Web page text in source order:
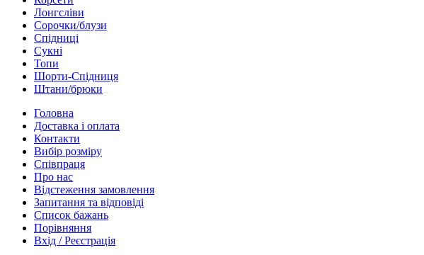
Лонгсліви
Сорочки/блузи
Спідниці
Сукні
Топи
Шорти-Спідниця
Штани/брюки
Головна
Доставка і оплата
Контакти
Вибір розміру
Співпраця
Про нас
Відстеження замовлення
Запитання та відповіді
Список бажань
Порівняння
Вхід / Реєстрація